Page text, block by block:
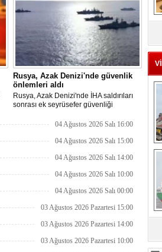
Rusya, Azak Denizi'nde güvenlik
önlemleri aldı
Rusya, Azak Denizi'nde İHA saldırıları
sonrası ek seyrüsefer güvenliği
04 Ağustos 2026 Salı 16:00
04 Ağustos 2026 Salı 15:00
04 Ağustos 2026 Salı 14:00
04 Ağustos 2026 Salı 10:00
04 Ağustos 2026 Salı 00:00
03 Ağustos 2026 Pazartesi 15:00
03 Ağustos 2026 Pazartesi 14:00
03 Ağustos 2026 Pazartesi 10:00